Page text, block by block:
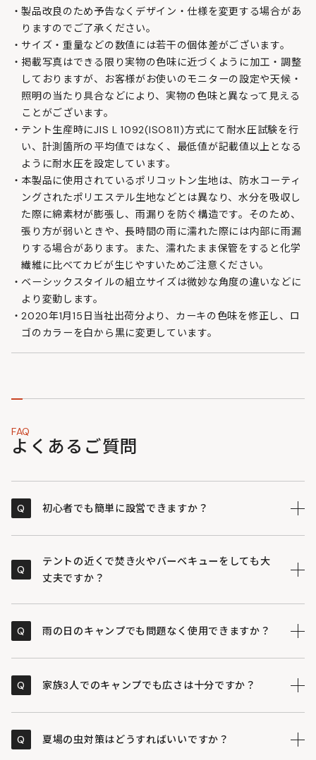
製品改良のため予告なくデザイン・仕様を変更する場合があ
りますのでご了承ください。
サイズ・重量などの数値には若干の個体差がございます。
掲載写真はできる限り実物の色味に近づくように加工・調整
しておりますが、お客様がお使いのモニターの設定や天候・
照明の当たり具合などにより、実物の色味と異なって見える
ことがございます。
テント生産時にJIS L 1092(ISO811)方式にて耐水圧試験を行
い、計測箇所の平均値ではなく、最低値が記載値以上となる
ように耐水圧を設定しています。
本製品に使用されているポリコットン生地は、防水コーティ
ングされたポリエステル生地などとは異なり、水分を吸収し
た際に綿素材が膨張し、雨漏りを防ぐ構造です。そのため、
張り方が弱いときや、長時間の雨に濡れた際には内部に雨漏
りする場合があります。また、濡れたまま保管をすると化学
繊維に比べてカビが生じやすいためご注意ください。
ベーシックスタイルの組立サイズは微妙な角度の違いなどに
より変動します。
2020年1月15日当社出荷分より、カーキの色味を修正し、ロ
ゴのカラーを白から黒に変更しています。
FAQ
よくあるご質問
Q 初心者でも簡単に設営できますか？
「ベーシックスタイル」を建てるためのポールやロー
プ、ペグなどは全て付属しています。分かりやすい設営
Q
テントの近くで焚き火やバーベキューをしても大
丈夫ですか？
的なポリエステル素材に比べて火の粉が当たっても穴が
はないため、テントの下で直接焚き火やバーベキューを
するのはお控えください。
Q 雨の日のキャンプでも問題なく使用できますか？
なっています。ポリウレタンコーティングをしていない
い雨や張り方が弱い場合は雨漏りする可能性があるため
ご注意ください。
Q 家族3人でのキャンプでも広さは十分ですか？
って過ごせる広さに設計されています。付属のサブ生地
Q 夏場の虫対策はどうすればいいですか？